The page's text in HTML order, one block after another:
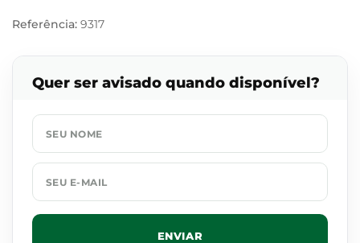
Referência: 9317
Quer ser avisado quando disponível?
ENVIAR